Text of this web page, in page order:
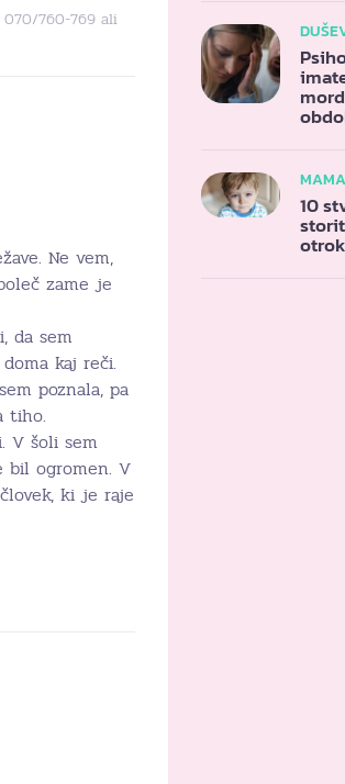
760-769 ali
Ne vem,
zame je
da sem
kaj reči.
poznala, pa
tiho.
V šoli sem
bil ogromen. V
ki je raje
10